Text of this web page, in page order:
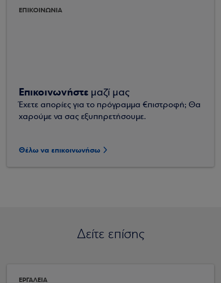
ΕΠΙΚΟΙΝΩΝΙΑ
Επικοινωνήστε μαζί μας
Έχετε απορίες για το πρόγραμμα €πιστροφή; Θα
χαρούμε να σας εξυπηρετήσουμε.
Θέλω να επικοινωνήσω
Δείτε επίσης
ΕΡΓΑΛΕΙΑ